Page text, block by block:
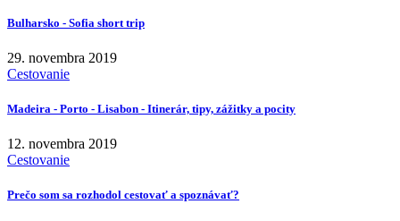
Bulharsko - Sofia short trip
29. novembra 2019
Cestovanie
Madeira - Porto - Lisabon - Itinerár, tipy, zážitky a pocity
12. novembra 2019
Cestovanie
Prečo som sa rozhodol cestovať a spoznávať?